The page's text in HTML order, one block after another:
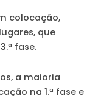
colocação,
que
fase.
a maioria
na 1.ª fase e